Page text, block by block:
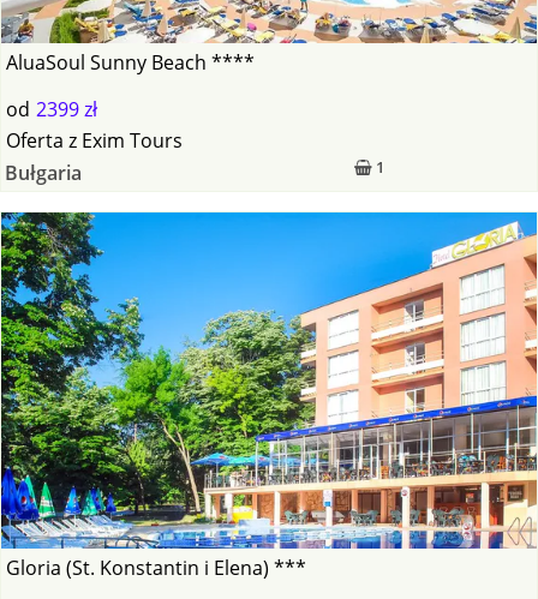
AluaSoul Sunny Beach ****
od 2399 zł
1
Oferta z Exim Tours
Bułgaria
Gloria (St. Konstantin i Elena) ***